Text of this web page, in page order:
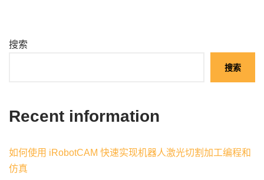
搜索
搜索
Recent information
如何使用 iRobotCAM 快速实现机器人激光切割加工编程和
仿真